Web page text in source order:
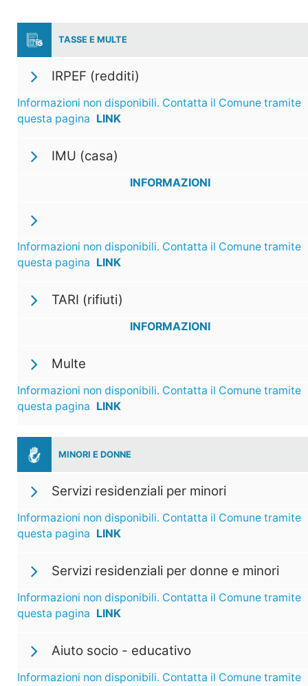
TASSE E MULTE
IRPEF (redditi)
Informazioni non disponibili. Contatta il Comune tramite
questa pagina LINK
IMU (casa)
INFORMAZIONI
Informazioni non disponibili. Contatta il Comune tramite
questa pagina LINK
TARI (rifiuti)
INFORMAZIONI
Multe
Informazioni non disponibili. Contatta il Comune tramite
questa pagina LINK
MINORI E DONNE
Servizi residenziali per minori
Informazioni non disponibili. Contatta il Comune tramite
questa pagina LINK
Servizi residenziali per donne e minori
Informazioni non disponibili. Contatta il Comune tramite
questa pagina LINK
Aiuto socio - educativo
Informazioni non disponibili. Contatta il Comune tramite